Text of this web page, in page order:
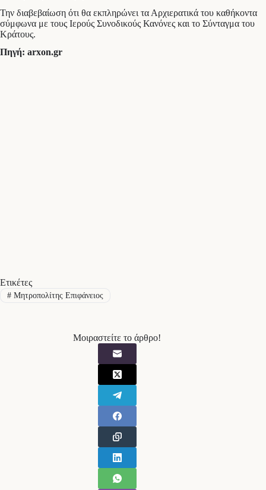
Την διαβεβαίωση ότι θα εκπληρώνει τα Αρχιερατικά του καθήκοντα
σύμφωνα με τους Ιερούς Συνοδικούς Κανόνες και το Σύνταγμα του
Κράτους.
Πηγή: arxon.gr
Ετικέτες
#Μητροπολίτης Επιφάνειος
Μοιραστείτε το άρθρο!